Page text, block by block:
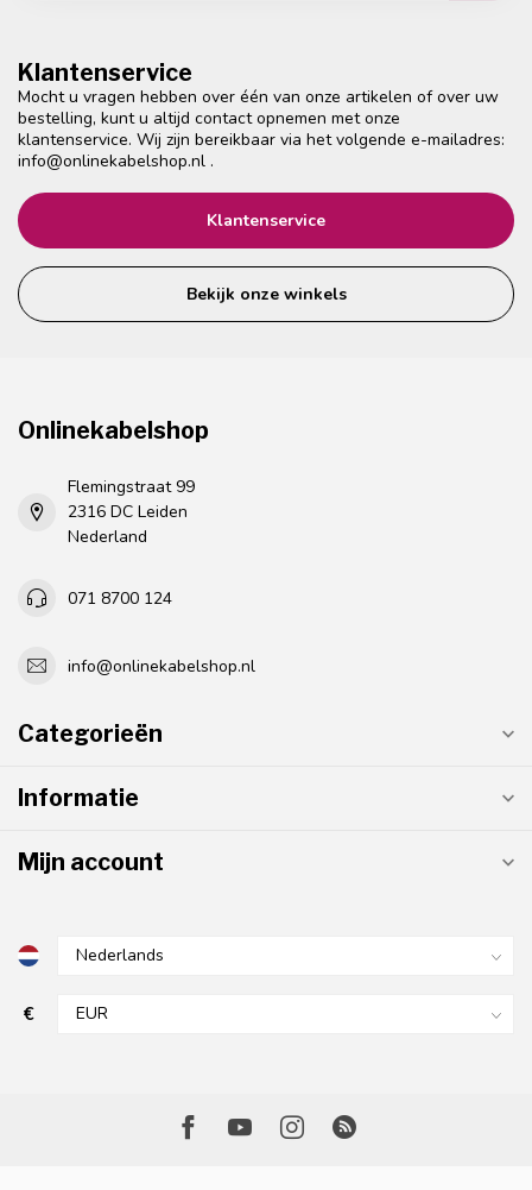
Klantenservice
Mocht u vragen hebben over één van onze artikelen of over uw
bestelling, kunt u altijd contact opnemen met onze
klantenservice. Wij zijn bereikbaar via het volgende e-mailadres:
info@onlinekabelshop.nl .
Klantenservice
Bekijk onze winkels
Onlinekabelshop
Flemingstraat 99
2316 DC Leiden
Nederland
071 8700 124
info@onlinekabelshop.nl
Categorieën
Informatie
Mijn account
€